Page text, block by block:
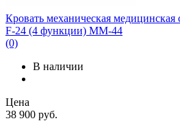
Кровать механическая
F-24 (4 функции) ММ-44
(0)
В наличии
Цена
38 900 руб.